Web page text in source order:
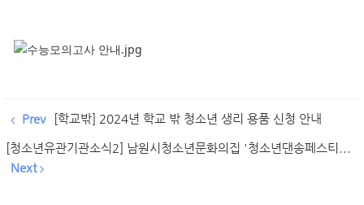
Prev [학교밖] 2024년 학교 밖 청소년 생리 용품 신청 안내
[청소년유관기관소식2] 남원시청소년문화의집 '청소년댄송페스티...
Next